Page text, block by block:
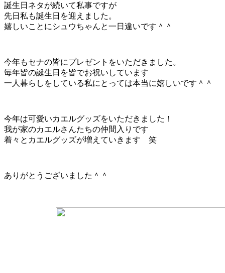
誕生日ネタが続いて私事ですが
先日私も誕生日を迎えました。
嬉しいことにシュウちゃんと一日違いです＾＾
今年もセナの皆にプレゼントをいただきました。
毎年皆の誕生日を皆でお祝いしています
一人暮らしをしている私にとっては本当に嬉しいです＾＾
今年は可愛いカエルグッズをいただきました！
我が家のカエルさんたちの仲間入りです
着々とカエルグッズが増えていきます 笑
ありがとうございました＾＾